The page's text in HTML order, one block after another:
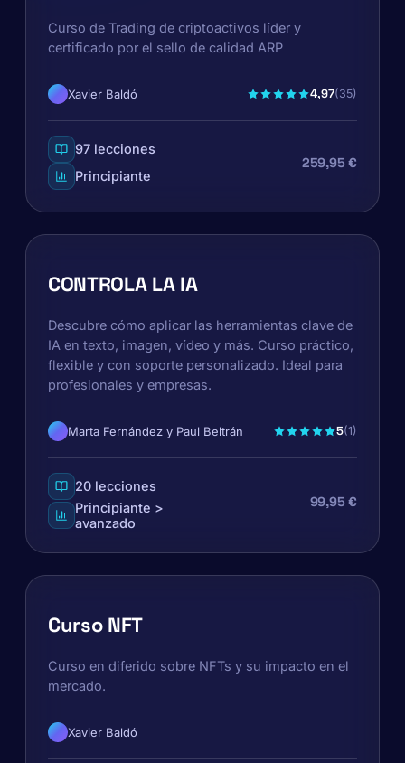
Curso de Trading de criptoactivos líder y
certificado por el sello de calidad ARP
Xavier Baldó 4,97(35)
97 lecciones
Principiante
259,95 €
CONTROLA LA IA
Descubre cómo aplicar las herramientas clave de
IA en texto, imagen, vídeo y más. Curso práctico,
flexible y con soporte personalizado. Ideal para
profesionales y empresas.
Marta Fernández y Paul Beltrán 5(1)
20 lecciones
Principiante >
avanzado
99,95 €
Curso NFT
Curso en diferido sobre NFTs y su impacto en el
mercado.
Xavier Baldó